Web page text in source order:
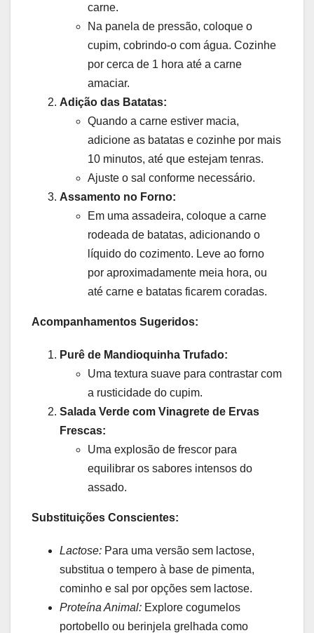
carne.
Na panela de pressão, coloque o
cupim, cobrindo-o com água. Cozinhe
por cerca de 1 hora até a carne
amaciar.
Adição das Batatas:
Quando a carne estiver macia,
adicione as batatas e cozinhe por mais
10 minutos, até que estejam tenras.
Ajuste o sal conforme necessário.
Assamento no Forno:
Em uma assadeira, coloque a carne
rodeada de batatas, adicionando o
líquido do cozimento. Leve ao forno
por aproximadamente meia hora, ou
até carne e batatas ficarem coradas.
Acompanhamentos Sugeridos:
Purê de Mandioquinha Trufado:
Uma textura suave para contrastar com
a rusticidade do cupim.
Salada Verde com Vinagrete de Ervas
Frescas:
Uma explosão de frescor para
equilibrar os sabores intensos do
assado.
Substituições Conscientes:
Lactose: Para uma versão sem lactose,
substitua o tempero à base de pimenta,
cominho e sal por opções sem lactose.
Proteína Animal: Explore cogumelos
portobello ou berinjela grelhada como